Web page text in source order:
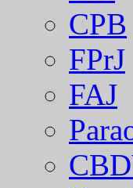
CPB
FPrJ
FAJ